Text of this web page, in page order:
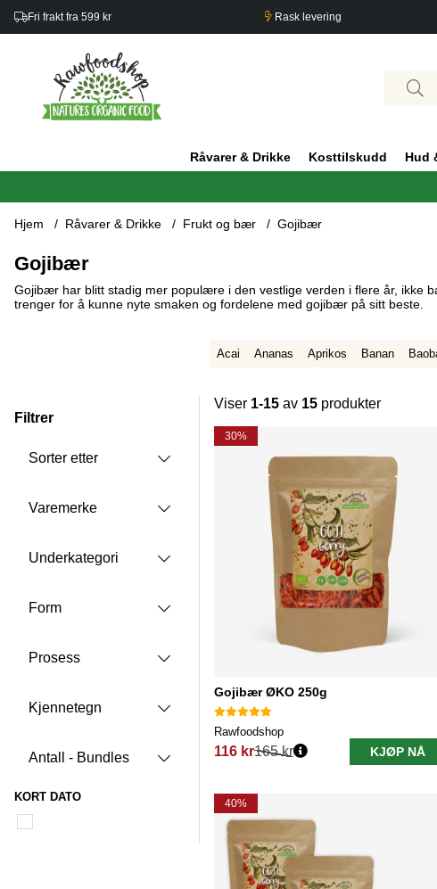
Fri frakt fra 599 kr Rask levering
Råvarer & Drikke Kosttilskudd Hud
Hjem Råvarer & Drikke Frukt og bær Gojibær
Gojibær
Gojibær har blitt stadig mer populære i den vestlige verden i flere år, ikke
trenger for å kunne nyte smaken og fordelene med gojibær på sitt beste.
Acai Ananas Aprikos Banan
Filtrer
Sorter etter
Varemerke
Underkategori
Form
Prosess
Kjennetegn
Antall - Bundles
KORT DATO
Viser 1-15 av 15 produkter
Produkter
30%
Gojibær ØKO 250g
Rawfoodshop
116 kr
Vanlig pris:
165 kr KJØP NÅ
40%